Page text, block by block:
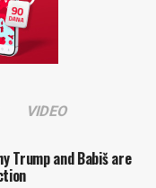
VIDEO
Trump and Babiš are